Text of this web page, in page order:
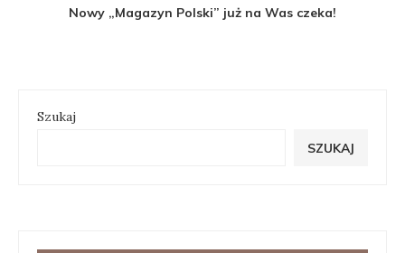
Nowy „Magazyn Polski” już na Was czeka!
Szukaj
SZUKAJ